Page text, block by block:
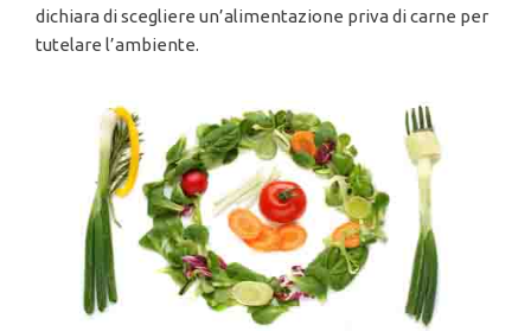
dichiara di scegliere un’alimentazione priva di carne per
tutelare l’ambiente.